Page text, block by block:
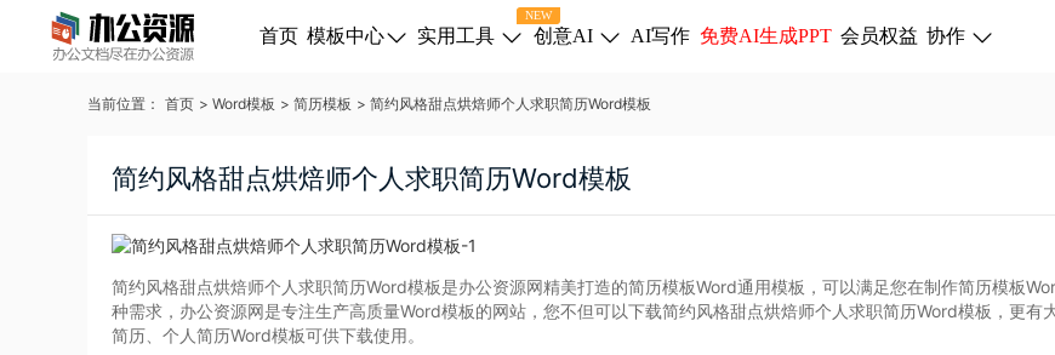
首页 模板中心
NEW
实用工具 创意AI AI写作 免费AI生成PPT 会员权益 协作
当前位置： 首页 > Word模板 > 简历模板 > 简约风格甜点烘焙师个人求职简历Word模板
简约风格甜点烘焙师个人求职简历Word模板
简约风格甜点烘焙师个人求职简历Word模板是办公资源网精美打造的简历模板Word通用模板，可以满足您在制作简历模板
种需求，办公资源网是专注生产高质量Word模板的网站，您不但可以下载简约风格甜点烘焙师个人求职简历Word模板，更有
简历、个人简历Word模板可供下载使用。